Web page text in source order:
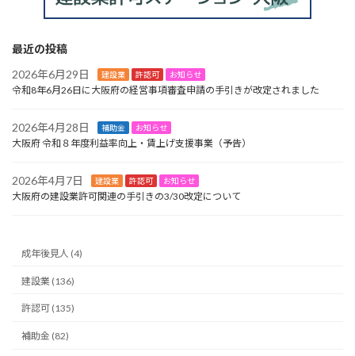
最近の投稿
2026年6月29日
建設業 許認可 お知らせ
令和8年6月26日に大阪府の経営事項審査申請の手引きが改定されました
2026年4月28日 補助金 お知らせ
大阪府 令和８年度利益率向上・賃上げ支援事業（予告）
2026年4月7日 建設業 許認可 お知らせ
大阪府の建設業許可関連の手引きの3/30改定について
成年後見人 (4)
建設業 (136)
許認可 (135)
補助金 (82)